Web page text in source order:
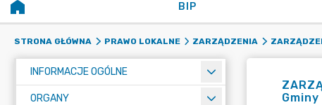
BIP
STRONA GŁÓWNA PRAWO LOKALNE ZARZĄDZENIA
INFORMACJE OGÓLNE
ORGANY